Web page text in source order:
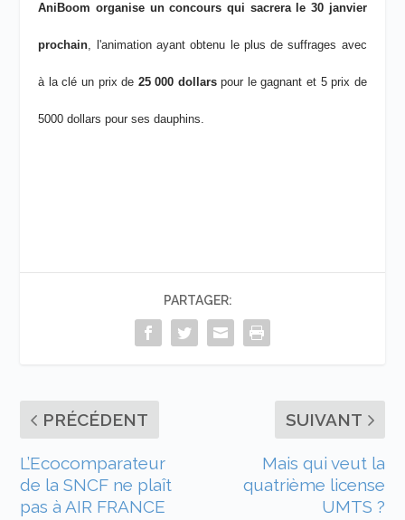
AniBoom organise un concours qui sacrera le 30 janvier
prochain, l'animation ayant obtenu le plus de suffrages avec
à la clé un prix de 25 000 dollarspour le gagnant et 5 prix de
5000 dollars pour ses dauphins.
PARTAGER:
PRÉCÉDENT
L’Ecocomparateur
de la SNCF ne plaît
pas à AIR FRANCE
SUIVANT
Mais qui veut la
quatrième license
UMTS ?